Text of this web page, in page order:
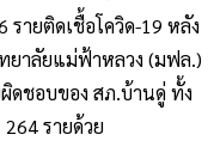
ายติดเชื้อโควิด-19 หลัง
ยาลัยแม่ฟ้าหลวง (มฟล.)
ดชอบของ สภ.บ้านดู่ ทั้ง
รายด้วย